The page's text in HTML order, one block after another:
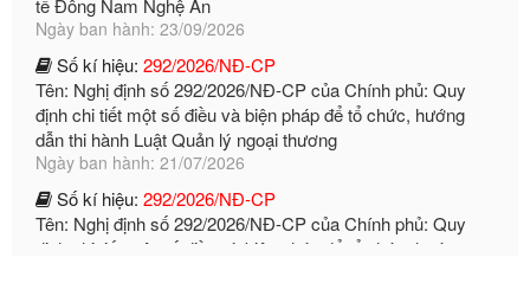
Số kí hiệu:292/2026/NĐ-CP
Tên: Nghị định số 292/2026/NĐ-CP của Chính phủ: Quy
định chi tiết một số điều và biện pháp để tổ chức, hướng
dẫn thi hành Luật Quản lý ngoại thương
Ngày ban hành: 21/07/2026
Số kí hiệu:292/2026/NĐ-CP
Tên: Nghị định số 292/2026/NĐ-CP của Chính phủ: Quy
định chi tiết một số điều và biện pháp để tổ chức, hướng
dẫn thi hành Luật Quản lý ngoại thương
Ngày ban hành: 21/07/2026